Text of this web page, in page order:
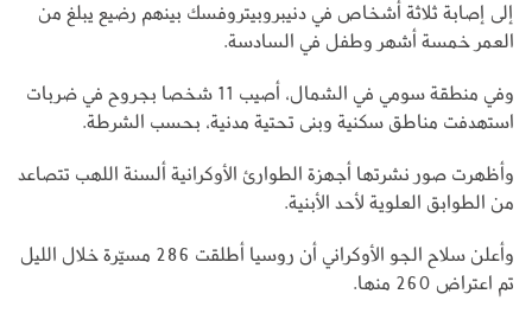
إلى إصابة ثلاثة أشخاص في دنيبروبيتروفسك بينهم رضيع يبلغ من
العمر خمسة أشهر وطفل في السادسة.
وفي منطقة سومي في الشمال، أصيب 11 شخصا بجروح في ضربات
استهدفت مناطق سكنية وبنى تحتية مدنية، بحسب الشرطة.
وأظهرت صور نشرتها أجهزة الطوارئ الأوكرانية ألسنة اللهب تتصاعد
من الطوابق العلوية لأحد الأبنية.
وأعلن سلاح الجو الأوكراني أن روسيا أطلقت 286 مسيّرة خلال الليل
تم اعتراض 260 منها.